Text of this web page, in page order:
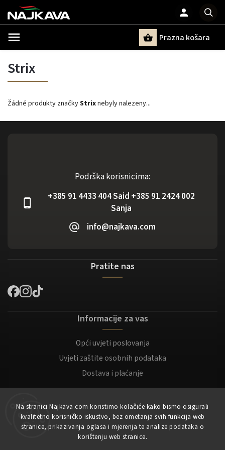
Na stranici Najkava.com koristimo kolačiće kako bismo osigurali
kvalitetno korisničko iskustvo, bez ometanja svih funkcija web
stranice, prikazivanja oglasa i mjerenja te analize podataka o
korištenju web stranice.
Prazna košara
Strix
Žádné produkty značkyStrixnebyly nalezeny...
Podrška korisnicima:
+385 91 4433 404 Said +385 91 2424 002
Sanja
info@najkava.com
Pratite nas
Informacije za vas
Opći uvjeti poslovanja
Uvjeti zaštite osobnih podataka
Dostava i plaćanje
Moj račun
Registracija